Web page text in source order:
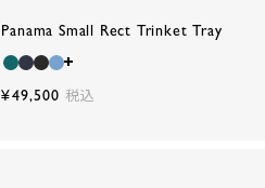
Panama Small Rect Trinket Tray
¥49,500 税込